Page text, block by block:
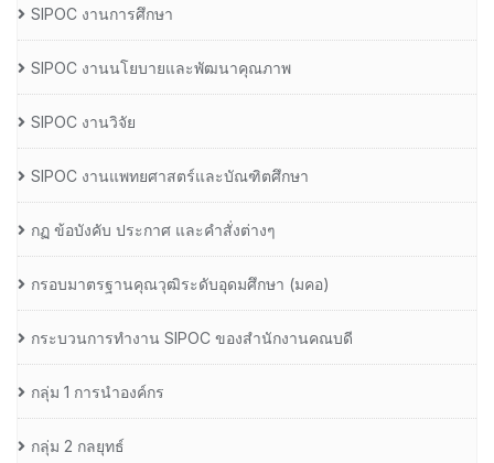
SIPOC งานการศึกษา
SIPOC งานนโยบายและพัฒนาคุณภาพ
SIPOC งานวิจัย
SIPOC งานแพทยศาสตร์และบัณฑิตศึกษา
กฏ ข้อบังคับ ประกาศ และคำสั่งต่างๆ
กรอบมาตรฐานคุณวุฒิระดับอุดมศึกษา (มคอ)
กระบวนการทำงาน SIPOC ของสำนักงานคณบดี
กลุ่ม 1 การนำองค์กร
กลุ่ม 2 กลยุทธ์